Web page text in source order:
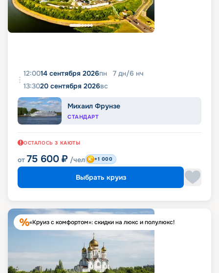
12:0014 сентября 2026пн 7 дн/6 нч
13:3020 сентября 2026вс
Михаил Фрунзе
СТАНДАРТ
ОСТАЛОСЬ 3 КАЮТЫ
от 75 600 ₽ /чел +1 000
Выбрать круиз
«Круиз с комфортом»: скидки на люкс и полулюкс!